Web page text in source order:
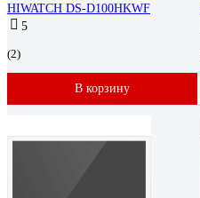
HIWATCH DS-D100HKWF
5
(2)
В корзину